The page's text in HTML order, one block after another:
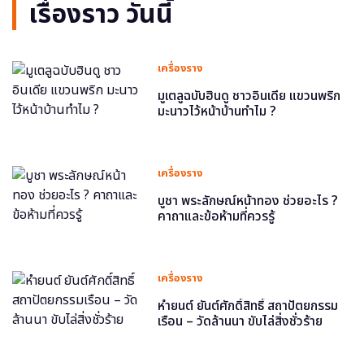
เรื่องราว วันนี้
เครื่องราง
มูเตลูฉบับฮินดู ชาวอินเดีย แขวนพริก
มะนาวไว้หน้าบ้านทำไม ?
เครื่องราง
บูชา พระลักษณ์หน้าทอง ช่วยอะไร ?
คาถาและข้อห้ามที่ควรรู้
เครื่องราง
หำยนต์ ยันต์ศักดิ์สิทธิ์ สถาปัตยกรรม
เรือน – วัดล้านนา ขับไล่สิ่งชั่วร้าย